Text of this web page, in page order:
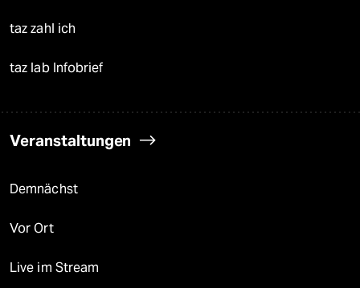
taz zahl ich
taz lab Infobrief
Veranstaltungen
Demnächst
Vor Ort
Live im Stream